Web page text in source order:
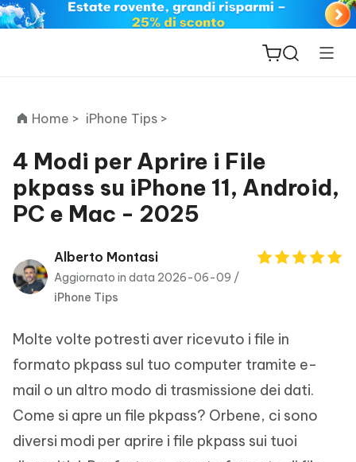
ReiBoot
for iOS
PDNob
PDF
Editor
New
iAnyGo
Home > iPhone Tips >
4 Modi per Aprire i File
pkpass su iPhone 11, Android,
PC e Mac - 2025
Alberto Montasi
Aggiornato in data 2026-06-09 /
iPhone Tips
Molte volte potresti aver ricevuto i file in
formato pkpass sul tuo computer tramite e-
mail o un altro modo di trasmissione dei dati.
Come si apre un file pkpass? Orbene, ci sono
diversi modi per aprire i file pkpass sui tuoi